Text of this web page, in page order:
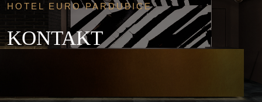
HOTEL EURO PARDUBICE
KONTAKT